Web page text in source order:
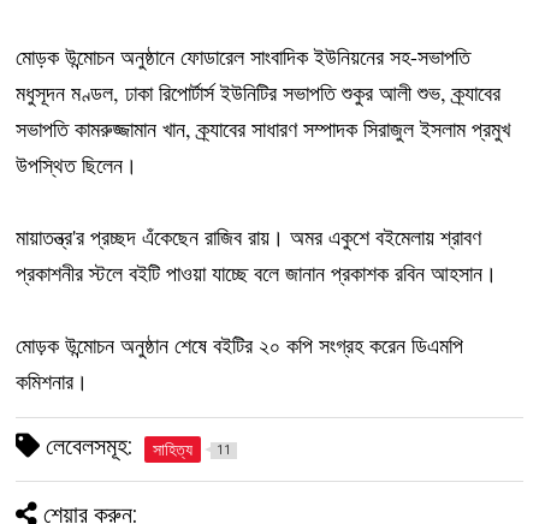
মোড়ক উন্মোচন অনুষ্ঠানে ফোডারেল সাংবাদিক ইউনিয়নের সহ-সভাপতি
মধুসূদন মণ্ডল, ঢাকা রিপোর্টার্স ইউনিটির সভাপতি শুকুর আলী শুভ, ক্র্যাবের
সভাপতি কামরুজ্জামান খান, ক্র্যাবের সাধারণ সম্পাদক সিরাজুল ইসলাম প্রমুখ
উপস্থিত ছিলেন।
মায়াতন্ত্র'র প্রচ্ছদ এঁকেছেন রাজিব রায়। অমর একুশে বইমেলায় শ্রাবণ
প্রকাশনীর স্টলে বইটি পাওয়া যাচ্ছে বলে জানান প্রকাশক রবিন আহসান।
মোড়ক উন্মোচন অনুষ্ঠান শেষে বইটির ২০ কপি সংগ্রহ করেন ডিএমপি
কমিশনার।
লেবেলসমূহ: সাহিত্য 11
শেয়ার করুন: